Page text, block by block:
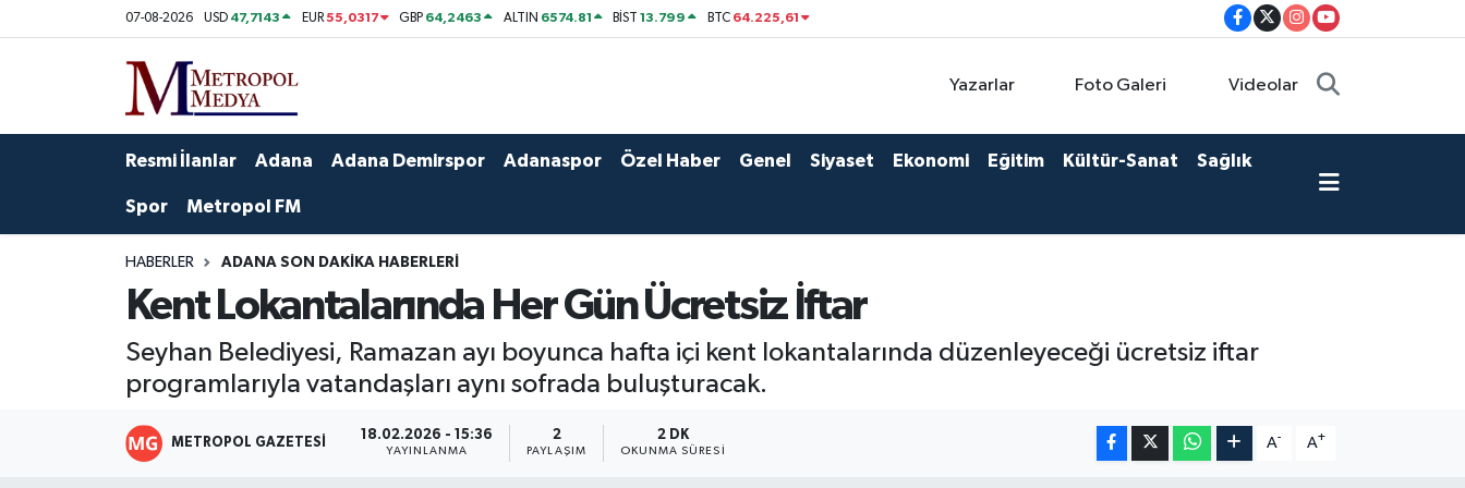
07-08-2026 USD 47,7143 EUR55,0317 GBP 64,2463 ALTIN 6574.81 BİST13.799 BTC 64.225,61
Yazarlar Foto Galeri Videolar
Resmi İlanlar Adana Adana Demirspor Adanaspor Özel Haber Genel Siyaset Ekonomi Eğitim Kültür-Sanat Sağlık
Spor Metropol FM
HABERLER ADANA SON DAKIKA HABERLERI
Kent Lokantalarında Her Gün Ücretsiz İftar
Seyhan Belediyesi, Ramazan ayı boyunca hafta içi kent lokantalarında düzenleyeceği ücretsiz iftar
programlarıyla vatandaşları aynı sofrada buluşturacak.
METROPOL GAZETESI 18.02.2026 - 15:36
YAYINLANMA
2
PAYLAŞIM
2 DK
OKUNMA SÜRESI
A- A+
Ekonomi
Özel Haberler
Yerel Yönetim
Yazarlar
Foto Galeri
Seyhan Nöbetçi Eczaneler
Seyhan Hava Durumu
Tüm Manşetler
Son Dakika Haberleri